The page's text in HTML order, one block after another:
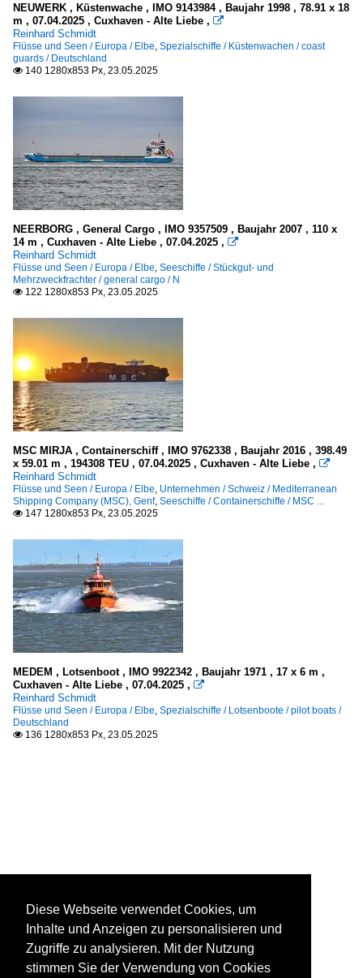
NEUWERK , Küstenwache , IMO 9143984 , Baujahr 1998 , 78.91 x 18
m , 07.04.2025 , Cuxhaven - Alte Liebe , 
Reinhard Schmidt
Flüsse und Seen / Europa / Elbe, Spezialschiffe / Küstenwachen / coast
guards / Deutschland
 140 1280x853 Px, 23.05.2025
NEERBORG , General Cargo , IMO 9357509 , Baujahr 2007 , 110 x
14 m , Cuxhaven - Alte Liebe , 07.04.2025 , 
Reinhard Schmidt
Flüsse und Seen / Europa / Elbe, Seeschiffe / Stückgut- und
Mehrzweckfrachter / general cargo / N
 122 1280x853 Px, 23.05.2025
MSC MIRJA , Containerschiff , IMO 9762338 , Baujahr 2016 , 398.49
x 59.01 m , 194308 TEU , 07.04.2025 , Cuxhaven - Alte Liebe , 
Reinhard Schmidt
Flüsse und Seen / Europa / Elbe, Unternehmen / Schweiz / Mediterranean
Shipping Company (MSC), Genf, Seeschiffe / Containerschiffe / MSC ...
 147 1280x853 Px, 23.05.2025
MEDEM , Lotsenboot , IMO 9922342 , Baujahr 1971 , 17 x 6 m ,
Cuxhaven - Alte Liebe , 07.04.2025 , 
Reinhard Schmidt
Flüsse und Seen / Europa / Elbe, Spezialschiffe / Lotsenboote / pilot boats /
Deutschland
 136 1280x853 Px, 23.05.2025
Diese Webseite verwendet Cookies, um
Inhalte und Anzeigen zu personalisieren und
Zugriffe zu analysieren. Mit der Nutzung
stimmen Sie der Verwendung von Cookies